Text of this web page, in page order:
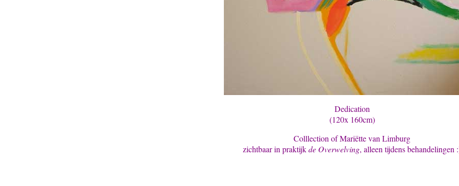
Dedication
(120x 160cm)
Colllection of Mariëtte van Limburg
zichtbaar in praktijkde Overwelving, alleen tijdens behandelingen